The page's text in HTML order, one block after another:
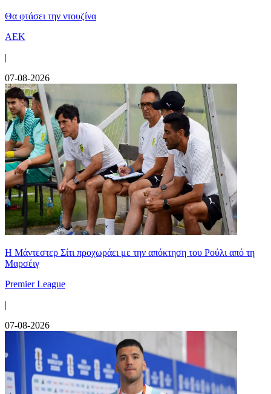
Θα φτάσει την ντουζίνα
ΑΕΚ
|
07-08-2026
Η Μάντεστερ Σίτι προχωράει με την απόκτηση του Ρούλι από τη
Μαρσέιγ
Premier League
|
07-08-2026